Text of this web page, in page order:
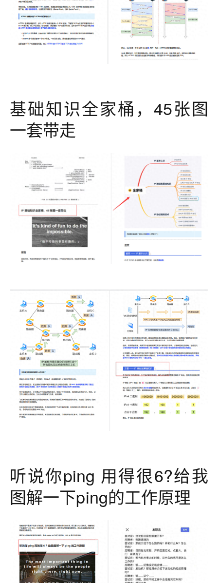
基础知识全家桶，45张图
一套带走
听说你ping 用得很6?给我
图解一下ping的工作原理